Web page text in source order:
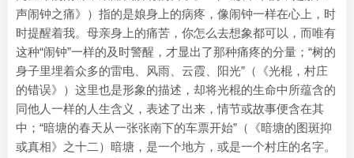
声闹钟之痛》）指的是娘身上的病疼，像闹钟一样在心上，时
时提醒着我。母亲身上的痛苦，你怎么去想象都可以，而唯有
这种“闹钟”一样的及时警醒，才显出了那种痛疼的分量；“树的
身子里埋着众多的雷电、风雨、云霞、阳光”（《光棍，村庄
的错误》）这里也是形象的描述，却将光棍的生命中所蕴含的
同他人一样的人生含义，表述了出来，情节或故事便含在其
中；“暗塘的春天从一张张南下的车票开始”（《暗塘的图斑抑
或真相》之十二）暗塘，是一个地方，或是一个村庄的名字。